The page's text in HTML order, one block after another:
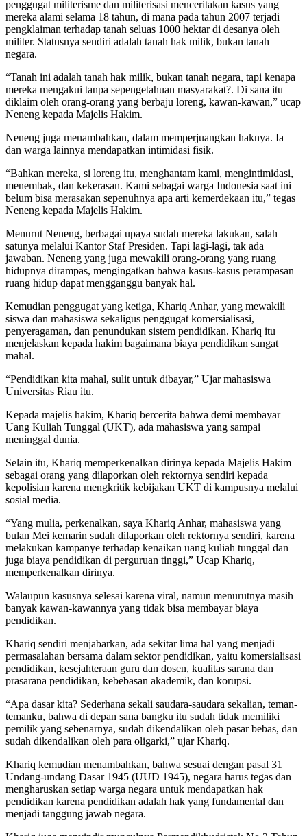
penggugat militerisme dan militerisasi menceritakan kasus yang
mereka alami selama 18 tahun, di mana pada tahun 2007 terjadi
pengklaiman terhadap tanah seluas 1000 hektar di desanya oleh
militer. Statusnya sendiri adalah tanah hak milik, bukan tanah
negara.
“Tanah ini adalah tanah hak milik, bukan tanah negara, tapi kenapa
mereka mengakui tanpa sepengetahuan masyarakat?. Di sana itu
diklaim oleh orang-orang yang berbaju loreng, kawan-kawan,” ucap
Neneng kepada Majelis Hakim.
Neneng juga menambahkan, dalam memperjuangkan haknya. Ia
dan warga lainnya mendapatkan intimidasi fisik.
“Bahkan mereka, si loreng itu, menghantam kami, mengintimidasi,
menembak, dan kekerasan. Kami sebagai warga Indonesia saat ini
belum bisa merasakan sepenuhnya apa arti kemerdekaan itu,” tegas
Neneng kepada Majelis Hakim.
Menurut Neneng, berbagai upaya sudah mereka lakukan, salah
satunya melalui Kantor Staf Presiden. Tapi lagi-lagi, tak ada
jawaban. Neneng yang juga mewakili orang-orang yang ruang
hidupnya dirampas, mengingatkan bahwa kasus-kasus perampasan
ruang hidup dapat mengganggu banyak hal.
Kemudian penggugat yang ketiga, Khariq Anhar, yang mewakili
siswa dan mahasiswa sekaligus penggugat komersialisasi,
penyeragaman, dan penundukan sistem pendidikan. Khariq itu
menjelaskan kepada hakim bagaimana biaya pendidikan sangat
mahal.
“Pendidikan kita mahal, sulit untuk dibayar,” Ujar mahasiswa
Universitas Riau itu.
Kepada majelis hakim, Khariq bercerita bahwa demi membayar
Uang Kuliah Tunggal (UKT), ada mahasiswa yang sampai
meninggal dunia.
Selain itu, Khariq memperkenalkan dirinya kepada Majelis Hakim
sebagai orang yang dilaporkan oleh rektornya sendiri kepada
kepolisian karena mengkritik kebijakan UKT di kampusnya melalui
sosial media.
“Yang mulia, perkenalkan, saya Khariq Anhar, mahasiswa yang
bulan Mei kemarin sudah dilaporkan oleh rektornya sendiri, karena
melakukan kampanye terhadap kenaikan uang kuliah tunggal dan
juga biaya pendidikan di perguruan tinggi,” Ucap Khariq,
memperkenalkan dirinya.
Walaupun kasusnya selesai karena viral, namun menurutnya masih
banyak kawan-kawannya yang tidak bisa membayar biaya
pendidikan.
Khariq sendiri menjabarkan, ada sekitar lima hal yang menjadi
permasalahan bersama dalam sektor pendidikan, yaitu komersialisasi
pendidikan, kesejahteraan guru dan dosen, kualitas sarana dan
prasarana pendidikan, kebebasan akademik, dan korupsi.
“Apa dasar kita? Sederhana sekali saudara-saudara sekalian, teman-
temanku, bahwa di depan sana bangku itu sudah tidak memiliki
pemilik yang sebenarnya, sudah dikendalikan oleh pasar bebas, dan
sudah dikendalikan oleh para oligarki,” ujar Khariq.
Khariq kemudian menambahkan, bahwa sesuai dengan pasal 31
Undang-undang Dasar 1945 (UUD 1945), negara harus tegas dan
mengharuskan setiap warga negara untuk mendapatkan hak
pendidikan karena pendidikan adalah hak yang fundamental dan
menjadi tanggung jawab negara.